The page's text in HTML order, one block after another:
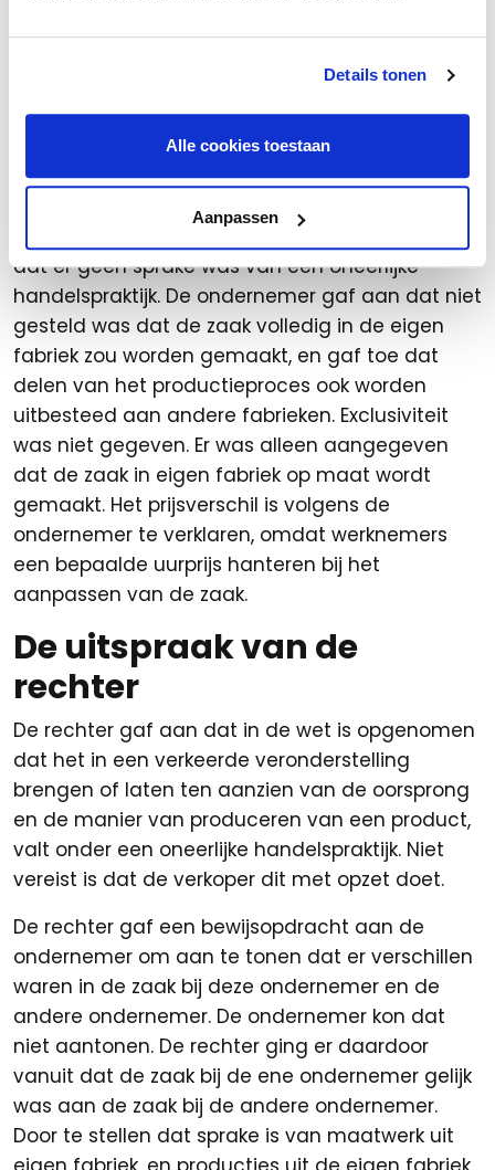
Details tonen
Alle cookies toestaan
Aanpassen
worden en dat de zaak niet door de eigen
fabriek was gemaakt, maar door een andere
Dit leidde tot een rechtszaak: de ondernemer
wilde hier niet mee akkoord gaan. Deze gaf aan
dat er geen sprake was van een oneerlijke
handelspraktijk. De ondernemer gaf aan dat niet
gesteld was dat de zaak volledig in de eigen
fabriek zou worden gemaakt, en gaf toe dat
delen van het productieproces ook worden
uitbesteed aan andere fabrieken. Exclusiviteit
was niet gegeven. Er was alleen aangegeven
dat de zaak in eigen fabriek op maat wordt
gemaakt. Het prijsverschil is volgens de
ondernemer te verklaren, omdat werknemers
een bepaalde uurprijs hanteren bij het
aanpassen van de zaak.
De uitspraak van de
rechter
De rechter gaf aan dat in de wet is opgenomen
dat het in een verkeerde veronderstelling
brengen of laten ten aanzien van de oorsprong
en de manier van produceren van een product,
valt onder een oneerlijke handelspraktijk. Niet
vereist is dat de verkoper dit met opzet doet.
De rechter gaf een bewijsopdracht aan de
ondernemer om aan te tonen dat er verschillen
waren in de zaak bij deze ondernemer en de
andere ondernemer. De ondernemer kon dat
niet aantonen. De rechter ging er daardoor
vanuit dat de zaak bij de ene ondernemer gelijk
was aan de zaak bij de andere ondernemer.
Door te stellen dat sprake is van maatwerk uit